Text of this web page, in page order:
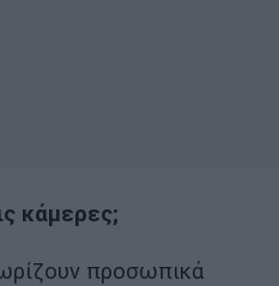
κάμερες;
προσωπικά